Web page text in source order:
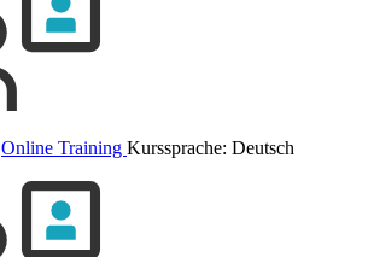
Online Training Kurssprache: Deutsch